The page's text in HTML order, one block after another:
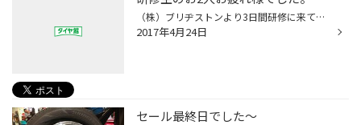
（株）ブリヂストンより3日間研修に来ていた、 山下さん、滝さんお疲れ様でした。 短い期間でしたけど少しはお役に立てましたかね？？ あまりアドバイスも出来ずに、ごめんなさい。。。 研修が終わって配属されても、頑張って下さい！ 最後に記念撮影したかったんですが忘れちゃいました、、、
2017年4月24日
セール最終日でした～